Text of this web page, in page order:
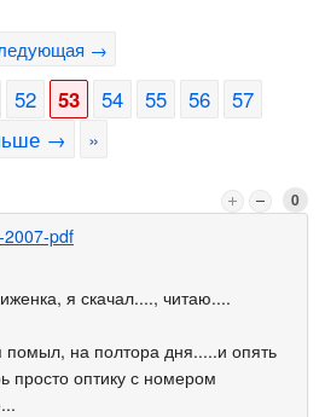
→
52 53 54 55 56
57
→ »
0
2007-pdf
я скачал...., читаю....
на полтора дня.....и опять
просто оптику с номером